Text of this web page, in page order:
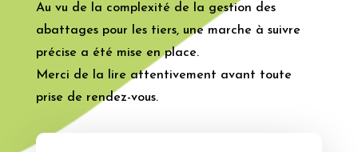
Au vu de la complexité de la gestion des
abattages pour les tiers, une marche à suivre
précise a été mise en place.
Merci de la lire attentivement avant toute
prise de rendez-vous.